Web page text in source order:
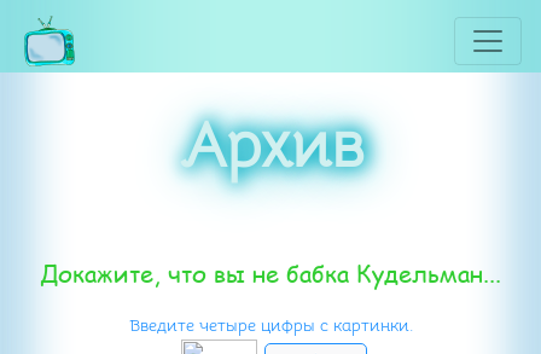
Архив
Докажите, что вы не бабка Кудельман...
Введите четыре цифры с картинки.